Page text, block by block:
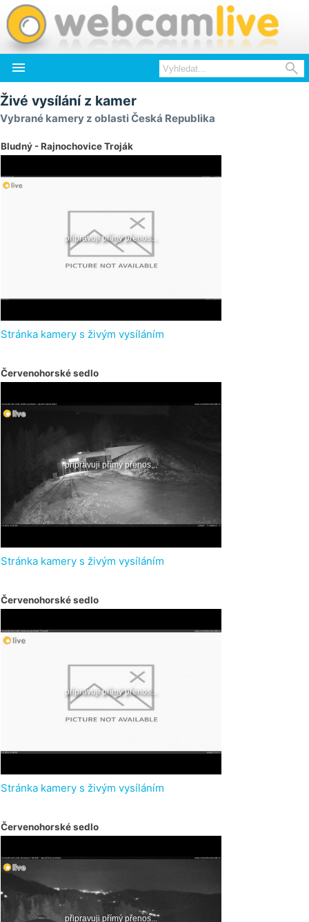
 
Živé vysílání z kamer
Vybrané kamery z oblasti Česká Republika
Bludný - Rajnochovice Troják
Stránka kamery s živým vysíláním
Červenohorské sedlo
Stránka kamery s živým vysíláním
Červenohorské sedlo
Stránka kamery s živým vysíláním
Červenohorské sedlo